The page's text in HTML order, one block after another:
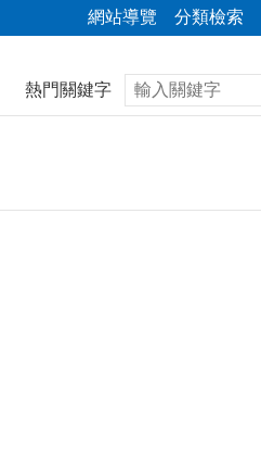
網站導覽 分類檢索
熱門關鍵字